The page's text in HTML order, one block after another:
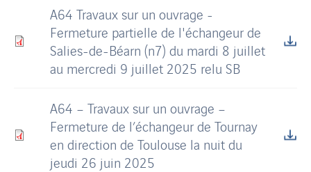
A64 Travaux sur un ouvrage -
Fermeture partielle de l'échangeur de
Salies-de-Béarn (n7) du mardi 8 juillet
au mercredi 9 juillet 2025 relu SB
A64 – Travaux sur un ouvrage –
Fermeture de l’échangeur de Tournay
en direction de Toulouse la nuit du
jeudi 26 juin 2025